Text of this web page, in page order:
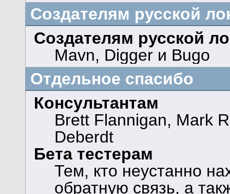
Создателям русской
Создателям русской
Mavn, Digger и Bugo
Отдельное спасибо
Консультантам
Brett Flannigan, Mark
Deberdt
Бета тестерам
Тем, кто неустанно
обратную связь, а